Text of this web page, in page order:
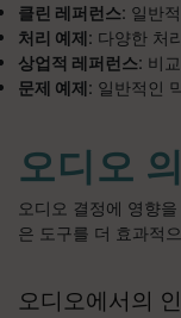
클린 레퍼런스: 일반
처리 예제: 다양한 처
상업적 레퍼런스: 비
문제 예제: 일반적인
오디오
오디오 결정에 영향
은 도구를 더 효과적
오디오에서의